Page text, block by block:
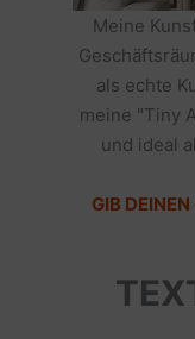
Meine
als echte
meine "Tiny
und ideal
GIB